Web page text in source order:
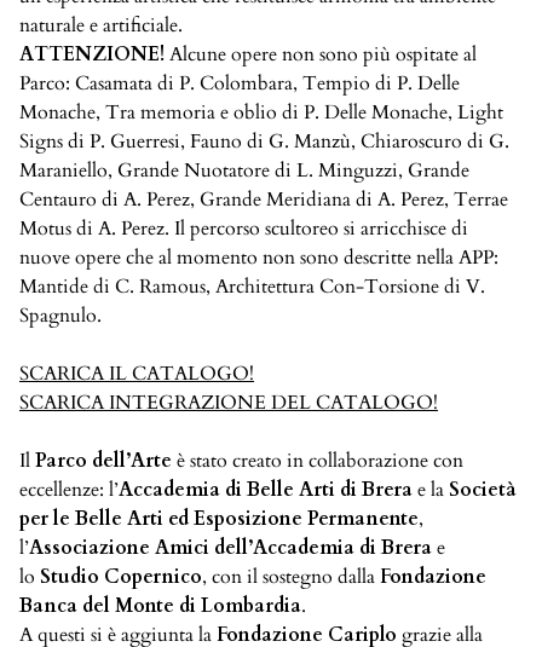
naturale e artificiale.
ATTENZIONE!Alcune opere non sono più ospitate al
Parco: Casamata di P. Colombara, Tempio di P. Delle
Monache, Tra memoria e oblio di P. Delle Monache, Light
Signs di P. Guerresi, Fauno di G. Manzù, Chiaroscuro di G.
Maraniello, Grande Nuotatore di L. Minguzzi, Grande
Centauro di A. Perez, Grande Meridiana di A. Perez, Terrae
Motus di A. Perez. Il percorso scultoreo si arricchisce di
nuove opere che al momento non sono descritte nella APP:
Mantide di C. Ramous, Architettura Con-Torsione di V.
Spagnulo.
SCARICA IL CATALOGO!
SCARICA INTEGRAZIONE DEL CATALOGO!
IlParco dell’Arte è stato creato in collaborazione con
eccellenze: l’Accademia di Belle Arti di Brerae laSocietà
per le Belle Arti ed Esposizione Permanente,
l’Associazione Amici dell’Accademia di Brerae
lo Studio Copernico, con il sostegno dallaFondazione
Banca del Monte di Lombardia.
A questi si è aggiunta laFondazione Cariplo grazie alla